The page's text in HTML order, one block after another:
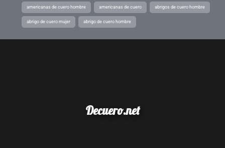
americanas de cuero hombre americanas de cuero abrigos de cuero hombre
abrigo de cuero mujer abrigo de cuero hombre
Decuero.net